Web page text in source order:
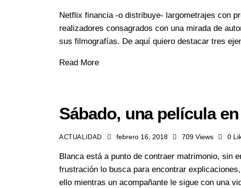
Netflix financia -o distribuye- largometrajes con
realizadores consagrados con una mirada de
sus filmografías. De aquí quiero destacar tres
Read More
Sábado, una película
ACTUALIDAD febrero 16, 2018 709 Views 0
Blanca está a punto de contraer matrimonio, sin
frustración lo busca para encontrar
ello mientras un acompañante le sigue con una